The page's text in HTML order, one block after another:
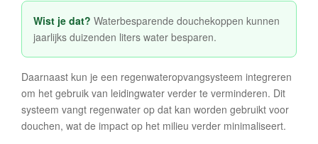
Wist je dat? Waterbesparende douchekoppen kunnen
jaarlijks duizenden liters water besparen.
Daarnaast kun je een regenwateropvangsysteem integreren
om het gebruik van leidingwater verder te verminderen. Dit
systeem vangt regenwater op dat kan worden gebruikt voor
douchen, wat de impact op het milieu verder minimaliseert.